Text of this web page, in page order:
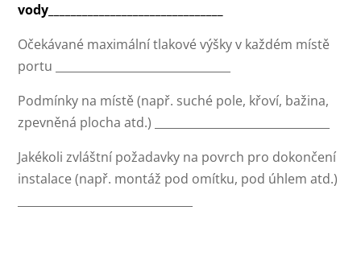
vody_______________________________
Očekávané maximální tlakové výšky v každém místě
portu _______________________________
Podmínky na místě (např. suché pole, křoví, bažina,
zpevněná plocha atd.) _______________________________
Jakékoli zvláštní požadavky na povrch pro dokončení
instalace (např. montáž pod omítku, pod úhlem atd.)